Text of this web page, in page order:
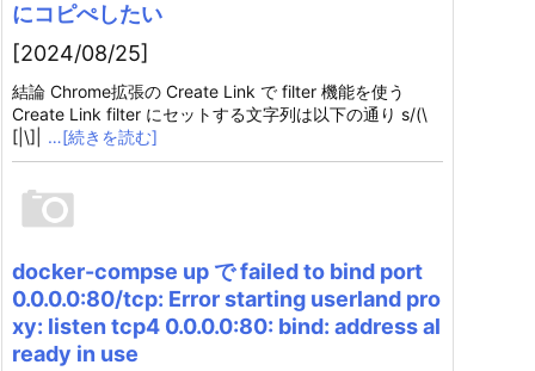
にコピぺしたい
[2024/08/25]
結論 Chrome拡張の Create Link で filter 機能を使う
Create Link filter にセットする文字列は以下の通り s/(\
[|\]|
…[続きを読む]
docker-compse up で failed to bind port
0.0.0.0:80/tcp: Error starting userland pro
xy: listen tcp4 0.0.0.0:80: bind: address al
ready in use